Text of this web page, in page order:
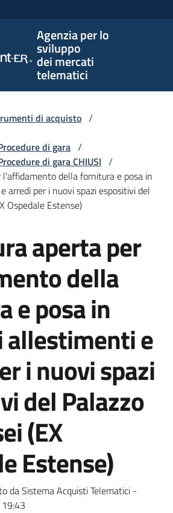
Agenzia per lo
sviluppo
dei mercati
telematici
lo
sviluppo
di acquisto /
di gara /
di gara CHIUSI /
l'affidamento della fornitura e posa in
arredi per i nuovi spazi espositivi del
Ospedale Estense)
aperta per
della
e posa in
allestimenti e
i nuovi spazi
del Palazzo
(EX
Estense)
da Sistema Acquisti Telematici -